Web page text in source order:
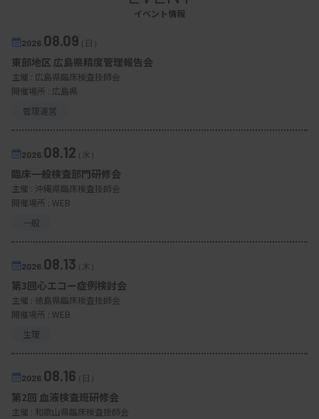
イベント情報
2026. 08.09（日）
東部地区 広島県精度管理報告会
主催 : 広島県臨床検査技師会
開催場所 : 広島県
管理運営
2026. 08.12（水）
臨床一般検査部門研修会
主催 : 沖縄県臨床検査技師会
開催場所 : WEB
一般
2026. 08.13（木）
第3回心エコー症例検討会
主催 : 徳島県臨床検査技師会
開催場所 : WEB
生理
2026. 08.16（日）
第2回 血液検査班研修会
主催 : 和歌山県臨床検査技師会